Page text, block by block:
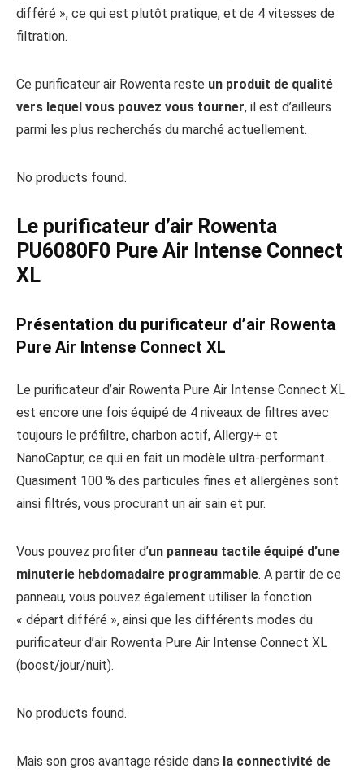
différé », ce qui est plutôt pratique, et de 4 vitesses de
filtration.
Ce purificateur air Rowenta reste un produit de qualité
vers lequel vous pouvez vous tourner, il est d’ailleurs
parmi les plus recherchés du marché actuellement.
No products found.
Le purificateur d’air Rowenta
PU6080F0 Pure Air Intense Connect
XL
Présentation du purificateur d’air Rowenta
Pure Air Intense Connect XL
Le purificateur d’air Rowenta Pure Air Intense Connect XL
est encore une fois équipé de 4 niveaux de filtres avec
toujours le préfiltre, charbon actif, Allergy+ et
NanoCaptur, ce qui en fait un modèle ultra-performant.
Quasiment 100 % des particules fines et allergènes sont
ainsi filtrés, vous procurant un air sain et pur.
Vous pouvez profiter d’un panneau tactile équipé d’une
minuterie hebdomadaire programmable. A partir de ce
panneau, vous pouvez également utiliser la fonction
« départ différé », ainsi que les différents modes du
purificateur d’air Rowenta Pure Air Intense Connect XL
(boost/jour/nuit).
No products found.
Mais son gros avantage réside dans la connectivité de